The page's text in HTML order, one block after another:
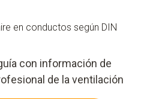
en conductos según DIN
con información de
de la ventilación